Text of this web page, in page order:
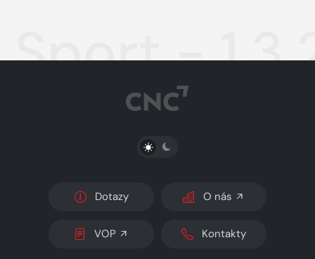
Sport -
PŘEPNOUT SVĚTLÝ/TMAVÝ REŽIM
Dotazy O nás
VOP Kontakty